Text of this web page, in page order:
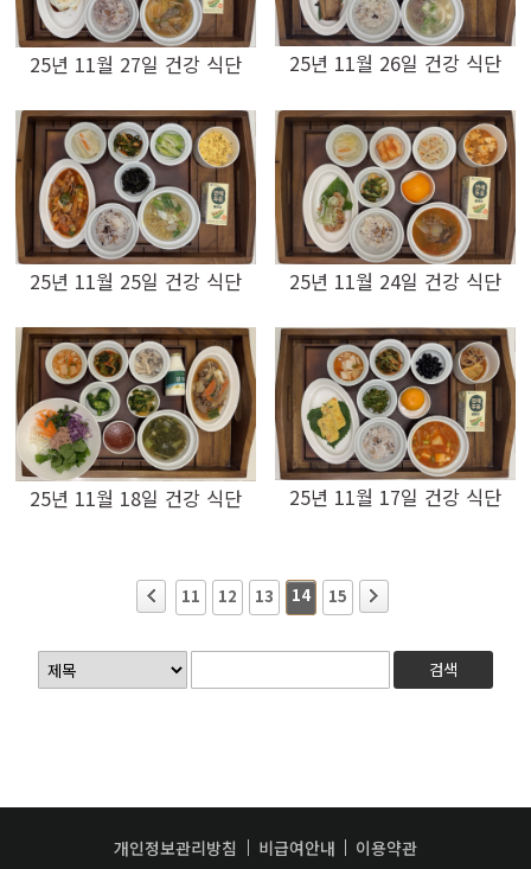
25년 11월 27일 건강 식단 25년 11월 26일 건강 식단
25년 11월 25일 건강 식단 25년 11월 24일 건강 식단
25년 11월 18일 건강 식단 25년 11월 17일 건강 식단
11 12 13 14 15
검색
개인정보관리방침 비급여안내 이용약관